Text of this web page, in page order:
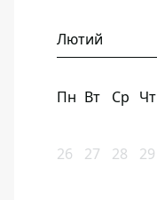
Лютий
Пн Вт Ср Чт
26 27 28 29